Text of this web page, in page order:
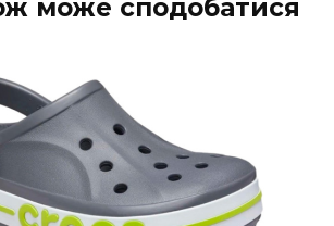
може сподобатися